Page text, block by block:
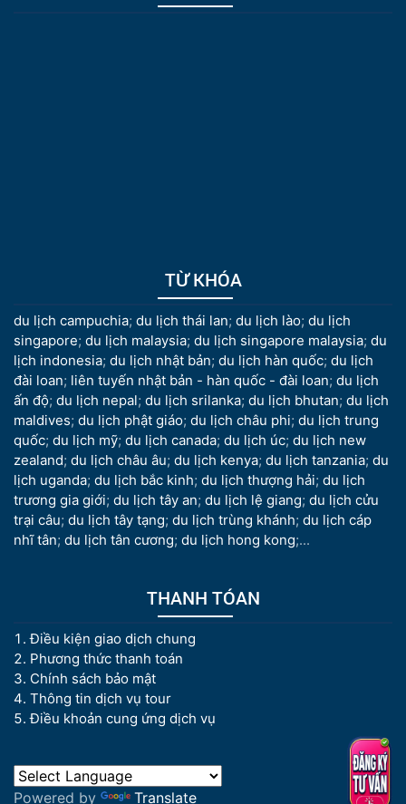
TỪ KHÓA
du lịch campuchia; du lịch thái lan; du lịch lào; du lịch
singapore; du lịch malaysia; du lịch singapore malaysia; du
lịch indonesia; du lịch nhật bản; du lịch hàn quốc; du lịch
đài loan; liên tuyến nhật bản - hàn quốc - đài loan; du lịch
ấn độ; du lịch nepal; du lịch srilanka; du lịch bhutan; du lịch
maldives; du lịch phật giáo; du lịch châu phi; du lịch trung
quốc; du lịch mỹ; du lịch canada; du lịch úc; du lịch new
zealand; du lịch châu âu; du lịch kenya; du lịch tanzania; du
lịch uganda; du lịch bắc kinh; du lịch thượng hải; du lịch
trương gia giới; du lịch tây an; du lịch lệ giang; du lịch cửu
trại câu; du lịch tây tạng; du lịch trùng khánh; du lịch cáp
nhĩ tân; du lịch tân cương; du lịch hong kong;...
THANH TÓAN
Điều kiện giao dịch chung
Phương thức thanh toán
Chính sách bảo mật
Thông tin dịch vụ tour
Điều khoản cung ứng dịch vụ
Powered by Translate